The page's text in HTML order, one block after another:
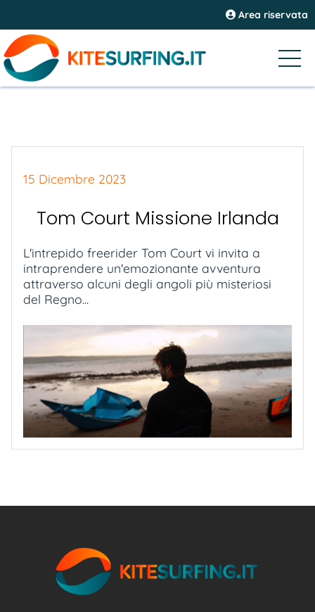
Area riservata
15 Dicembre 2023
Tom Court Missione Irlanda
L'intrepido freerider Tom Court vi invita a
intraprendere un'emozionante avventura
attraverso alcuni degli angoli più misteriosi
del Regno...